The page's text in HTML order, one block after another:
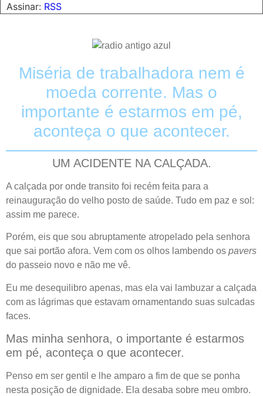
Assinar: RSS
Miséria de trabalhadora nem é
moeda corrente. Mas o
importante é estarmos em pé,
aconteça o que acontecer.
UM ACIDENTE NA CALÇADA.
A calçada por onde transito foi recém feita para a
reinauguração do velho posto de saúde. Tudo em paz e sol:
assim me parece.
Porém, eis que sou abruptamente atropelado pela senhora
que sai portão afora. Vem com os olhos lambendo os pavers
do passeio novo e não me vê.
Eu me desequilibro apenas, mas ela vai lambuzar a calçada
com as lágrimas que estavam ornamentando suas sulcadas
faces.
Mas minha senhora, o importante é estarmos
em pé, aconteça o que acontecer.
Penso em ser gentil e lhe amparo a fim de que se ponha
nesta posição de dignidade. Ela desaba sobre meu ombro.